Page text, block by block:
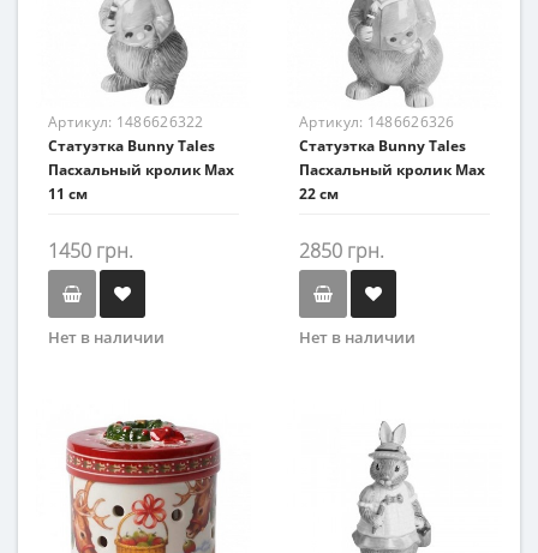
Артикул: 1486626322
Статуэтка Bunny Tales
Пасхальный кролик Max
11 см
1450 грн.
Нет в наличии
Артикул: 1486626326
Статуэтка Bunny Tales
Пасхальный кролик Max
22 см
2850 грн.
Нет в наличии